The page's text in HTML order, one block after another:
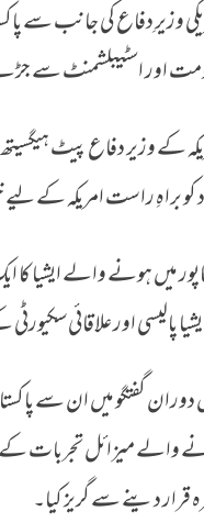
کا میزائل پروگرام،
وزیرِ دفاع کی جانب سے
اور اسٹیبلشمنٹ سے جڑے
کے وزیر دفاع پیٹ
کو براہِ راست امریکہ کے
میں ہونے والے ایشیا کا
پالیسی اور علاقائی
گفتگو میں ان سے
والے میزائل تجربات کے
قرار دینے سے گریز کیا۔